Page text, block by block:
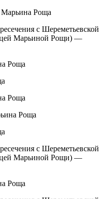
Роща
с Шереметьевской
Марьиной Рощи) —
Роща
Роща
Роща
с Шереметьевской
Марьиной Рощи) —
Роща